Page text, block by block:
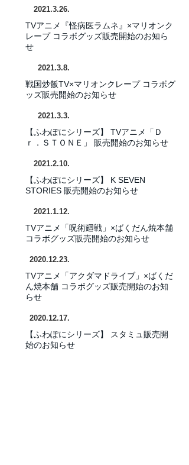
​2021.3.26.
TVアニメ『怪病医ラムネ』×マリオンク
レープ コラボグッズ販売開始のお知ら
せ
​2021.3.8.
戦国炒飯TV×マリオンクレープ コラボグ
ッズ販売開始のお知らせ
​2021.3.3.
【ふわぽにシリーズ】 TVアニメ「Ｄ
ｒ．ＳＴＯＮＥ」 販売開始のお知らせ
​2021.2.10.
【ふわぽにシリーズ】 K SEVEN
STORIES 販売開始のお知らせ
​2021.1.12.
TVアニメ「呪術廻戦」×ばくだん焼本舗
コラボグッズ販売開始のお知らせ
​2020.12.23.
TVアニメ「アクダマドライブ」×ばくだ
ん焼本舗 コラボグッズ販売開始のお知
らせ
​2020.12.17.
【ふわぽにシリーズ】 スタミュ 販売開
始のお知らせ